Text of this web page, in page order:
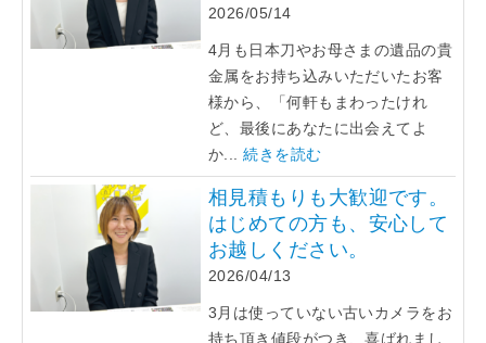
2026/05/14
4月も日本刀やお母さまの遺品の貴
金属をお持ち込みいただいたお客
様から、「何軒もまわったけれ
ど、最後にあなたに出会えてよ
か...続きを読む
相見積もりも大歓迎です。
はじめての方も、安心して
お越しください。
2026/04/13
3月は使っていない古いカメラをお
持ち頂き値段がつき、喜ばれまし